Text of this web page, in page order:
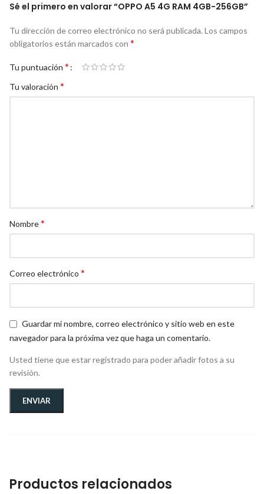
Sé el primero en valorar “OPPO A5 4G RAM 4GB-256GB”
Tu dirección de correo electrónico no será publicada. Los campos
obligatorios están marcados con *
Tu puntuación *
Tu valoración *
Nombre*
Correo electrónico *
Guardar mi nombre, correo electrónico y sitio web en este
navegador para la próxima vez que haga un comentario.
Usted tiene que estar registrado para poder añadir fotos a su
revisión.
Productos relacionados